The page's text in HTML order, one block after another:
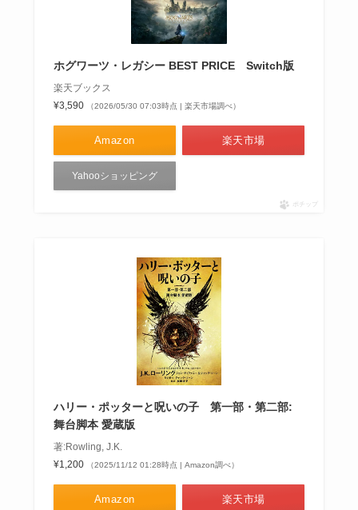
ホグワーツ・レガシー BEST PRICE Switch版
楽天ブックス
¥3,590
（2026/05/30 07:03時点 | 楽天市場調べ）
Amazon 楽天市場
Yahooショッピング
ポチップ
ハリー・ポッターと呪いの子 第一部・第二部:
舞台脚本 愛蔵版
著:Rowling, J.K.
¥1,200
（2025/11/12 01:28時点 | Amazon調べ）
Amazon 楽天市場